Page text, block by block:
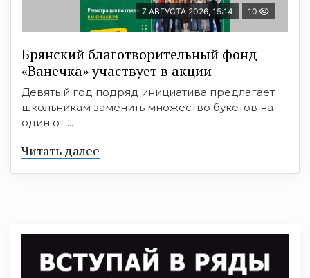
7 АВГУСТА 2026, 15:14 10
Брянский благотворительный фонд
«Ванечка» участвует в акции
Девятый год подряд инициатива предлагает
школьникам заменить множество букетов на
один от ...
Читать далее